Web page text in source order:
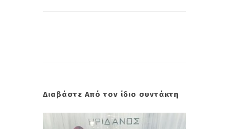
Διαβάστε Από τον ίδιο συντάκτη